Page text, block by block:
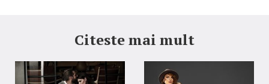
Citeste mai mult